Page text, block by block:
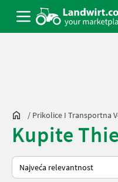
/ Prikolice I Transportna
Kupite
Način na koji sortira